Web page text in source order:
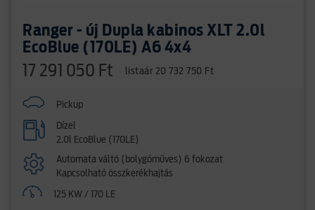
Ranger - új Dupla kabinos XLT 2.0l
EcoBlue (170LE) A6 4x4
17 291 050 Ft listaár 20 732 750 Ft
Pickup
Dízel
2.0l EcoBlue (170LE)
Automata váltó (bolygóműves) 6 fokozat
Kapcsolható összkerékhajtás
125 KW / 170 LE